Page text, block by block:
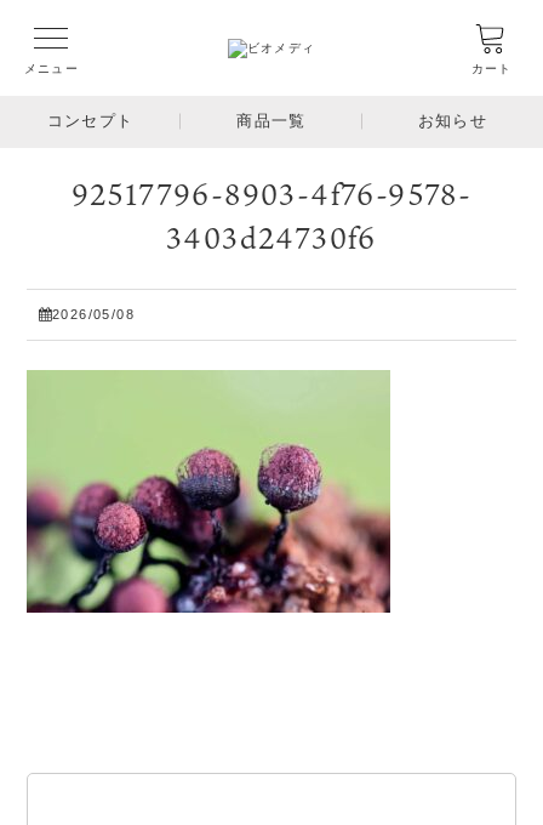
メニュー カート
コンセプト 商品一覧 お知らせ
92517796-8903-4f76-9578-
3403d24730f6
2026/05/08